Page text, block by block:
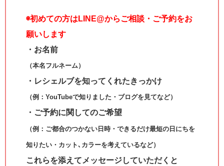
◉初めての方はLINE@からご相談・ご予約をお
願いします
・お名前
（本名フルネーム）
・レシェルブを知ってくれたきっかけ
（例：YouTubeで知りました・ブログを見てなど）
・ご予約に関してのご希望
（例：ご都合のつかない日時・できるだけ最短の日にちを
知りたい・カット､カラーを考えているなど）
これらを添えてメッセージしていただくと